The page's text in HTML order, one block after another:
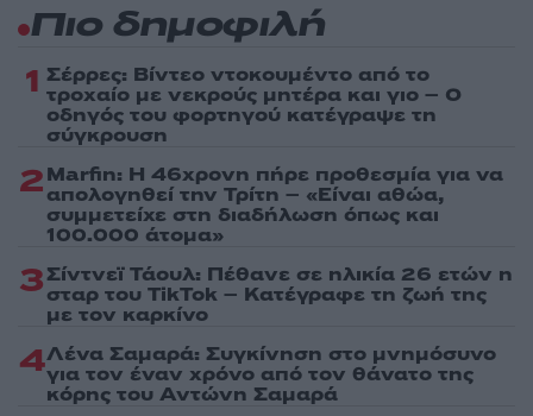
Πιο δημοφιλή
1 Σέρρες: Βίντεο ντοκουμέντο από το
τροχαίο με νεκρούς μητέρα και γιο – Ο
οδηγός του φορτηγού κατέγραψε τη
σύγκρουση
2Marfin: Η 46χρονη πήρε προθεσμία για να
απολογηθεί την Τρίτη – «Είναι αθώα,
συμμετείχε στη διαδήλωση όπως και
100.000 άτομα»
3Σίντνεϊ Τάουλ: Πέθανε σε ηλικία 26 ετών η
σταρ του TikTok – Kατέγραφε τη ζωή της
με τον καρκίνο
4Λένα Σαμαρά: Συγκίνηση στο μνημόσυνο
για τον έναν χρόνο από τον θάνατο της
κόρης του Αντώνη Σαμαρά